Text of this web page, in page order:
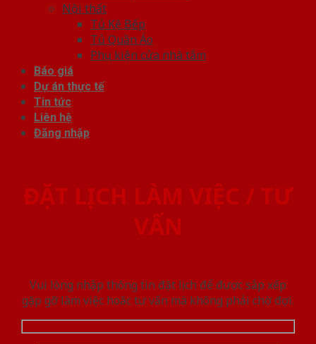
Nội thất
Tủ Kệ Bếp
Tủ Quần Áo
Phụ kiện cửa nhà tắm
Báo giá
Dự án thực tế
Tin tức
Liên hệ
Đăng nhập
ĐẶT LỊCH LÀM VIỆC / TƯ
VẤN
Vui lòng nhập thông tin đặt lịch để được sắp xếp
gặp gỡ làm việc hoăc tư vấn mà không phải chờ đợi.